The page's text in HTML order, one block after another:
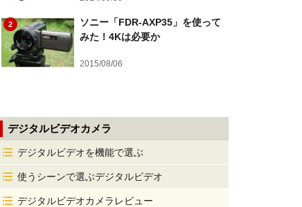
2
ソニー「FDR-AXP35」を使って
みた！4Kは必要か
2015/08/06
デジタルビデオカメラ
デジタルビデオを機能で選ぶ
使うシーンで選ぶデジタルビデオ
デジタルビデオカメラレビュー